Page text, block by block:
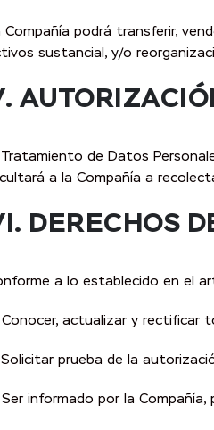
Compañía podrá transferir,
sustancial, y/o
Tratamiento de Datos
a la Compañía a
DERECHOS
a lo establecido en el
Conocer, actualizar y rectificar
Solicitar prueba de la
Ser informado por la